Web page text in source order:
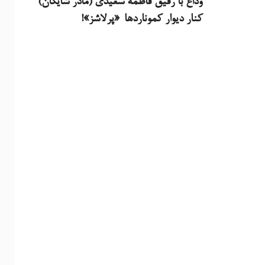
کنار دیوار کموناردها-«پرلاشز»!